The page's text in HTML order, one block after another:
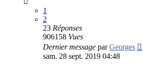
1
2
23 Réponses
906158 Vues
Dernier message parGeorges
sam. 28 sept. 2019 04:48